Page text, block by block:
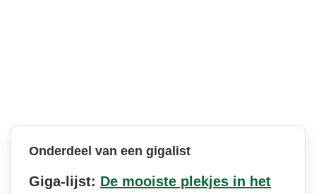
Onderdeel van een gigalist
Giga-lijst: De mooiste plekjes in het